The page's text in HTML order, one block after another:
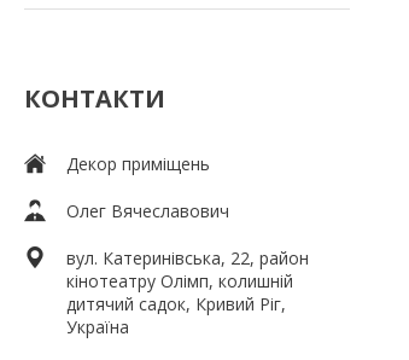
КОНТАКТИ
Декор приміщень
Олег Вячеславович
вул. Катеринівська, 22, район
кінотеатру Олімп, колишній
дитячий садок, Кривий Ріг,
Україна